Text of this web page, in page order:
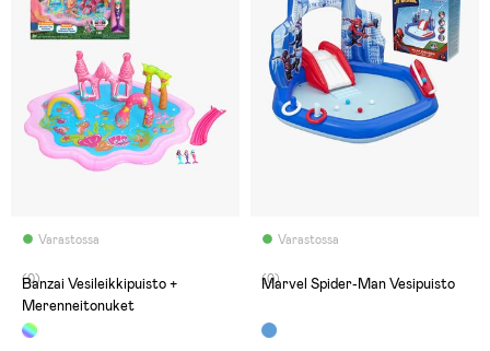
Varastossa
(0)
Banzai Vesileikkipuisto +
Merenneitonuket
Varastossa
(0)
Marvel Spider-Man Vesipuisto